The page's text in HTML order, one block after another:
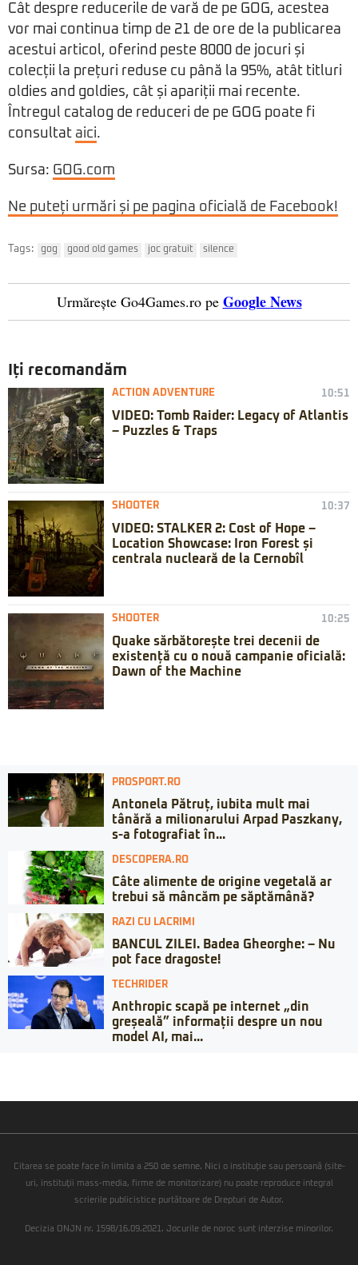
Cât despre reducerile de vară de pe GOG, acestea
vor mai continua timp de 21 de ore de la publicarea
acestui articol, oferind peste 8000 de jocuri și
colecții la prețuri reduse cu până la 95%, atât titluri
oldies and goldies, cât și apariții mai recente.
Întregul catalog de reduceri de pe GOG poate fi
consultat aici.
Sursa: GOG.com
Ne puteți urmări și pe pagina oficială de Facebook!
Tags: gog good old games joc gratuit silence
Urmărește Go4Games.ro pe Google News
Iți recomandăm
ACTION ADVENTURE 10:51
VIDEO: Tomb Raider: Legacy of Atlantis
– Puzzles & Traps
SHOOTER 10:37
VIDEO: STALKER 2: Cost of Hope –
Location Showcase: Iron Forest și
centrala nucleară de la Cernobîl
SHOOTER 10:25
Quake sărbătorește trei decenii de
existență cu o nouă campanie oficială:
Dawn of the Machine
PROSPORT.RO
Antonela Pătruț, iubita mult mai
tânără a milionarului Arpad Paszkany,
s-a fotografiat în...
DESCOPERA.RO
Câte alimente de origine vegetală ar
trebui să mâncăm pe săptămână?
RAZI CU LACRIMI
BANCUL ZILEI. Badea Gheorghe: – Nu
pot face dragoste!
TECHRIDER
Anthropic scapă pe internet „din
greșeală” informații despre un nou
model AI, mai...
Citarea se poate face în limita a 250 de semne. Nici o instituţie sau persoană (site-
uri, instituţii mass-media, firme de monitorizare) nu poate reproduce integral
scrierile publicistice purtătoare de Drepturi de Autor.
Decizia ONJN nr. 1598/16.09.2021. Jocurile de noroc sunt interzise minorilor.